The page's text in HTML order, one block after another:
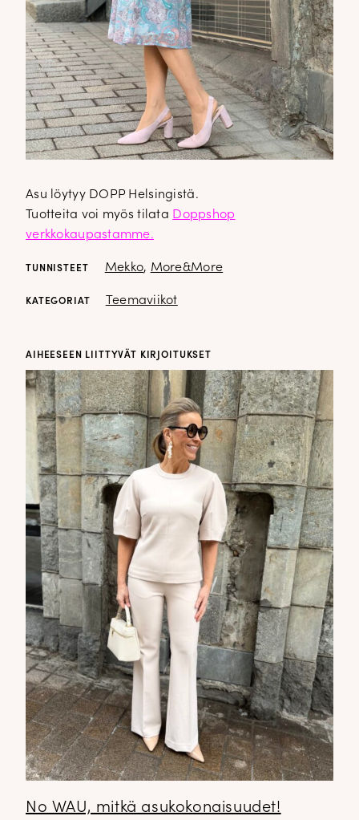
Asu löytyy DOPP Helsingistä.
Tuotteita voi myös tilata Doppshop
verkkokaupastamme.
TUNNISTEET Mekko, More&More
KATEGORIAT Teemaviikot
AIHEESEEN LIITTYVÄT KIRJOITUKSET
No WAU, mitkä asukokonaisuudet!
DOPP tyylikirje!
Tilaa tyylikirje ja inspiroidu ajattomasta tyylistä sekä uusista
näkökulmista pukeutumiseen — arkeen ja juhlaan. Uutiset,
uutuudet ja ajattomat ideat saapuvat suoraan sähköpostiisi!
Tilaa tyylikirje